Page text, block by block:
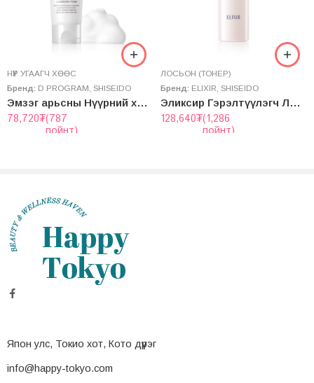
Хацар, дух зэрэг том хэсгүүдээс эхлээд нүүрний төвөөс
гадагш чиглэн нүүрэндээ зөөлөн түрхэнэ.
Ялангуяа эмзэг хэсгүүдэд хэрэглэхдээ арьсыг хэт хүчтэй
НҮҮРНИЙ ТОС, СЕРУМ
НҮҮР УГААГЧ ХӨӨС
Бренд: D PROGRAM SHISEIDO
Эмзэг арьсны Нүүрний хөөс – ESSENCE IN CLEANSING FOAM
78,720₮(787
пойнт)
ЛОСЬОН (ТОНЕР)
Бренд: ELIXIR SHISEIDO
Эликсир Гэрэлтүүлэгч Лосьон
128,640₮(1,286
пойнт)
Япон улс, Токио хот, Кото дүүрэг
info@happy-tokyo.com